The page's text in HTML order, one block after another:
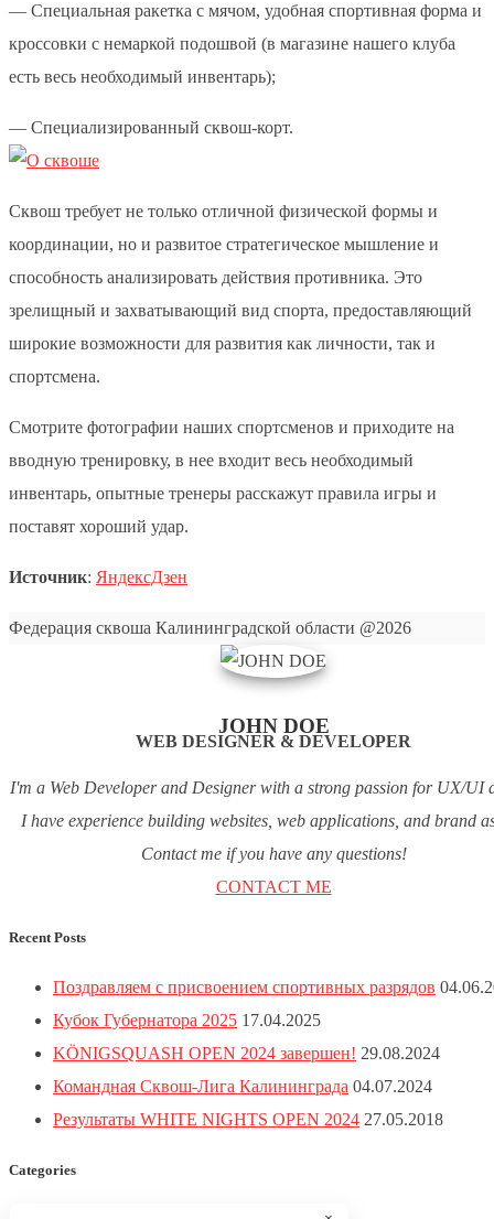
— Специальная ракетка с мячом, удобная спортивная форма и
кроссовки с немаркой подошвой (в магазине нашего клуба
есть весь необходимый инвентарь);
— Специализированный сквош-корт.
Сквош требует не только отличной физической формы и
координации, но и развитое стратегическое мышление и
способность анализировать действия противника. Это
зрелищный и захватывающий вид спорта, предоставляющий
широкие возможности для развития как личности, так и
спортсмена.
Смотрите фотографии наших спортсменов и приходите на
вводную тренировку, в нее входит весь необходимый
инвентарь, опытные тренеры расскажут правила игры и
поставят хороший удар.
Источник: ЯндексДзен
Федерация сквоша Калининградской области @2026
JOHN DOE
WEB DESIGNER & DEVELOPER
I'm a Web Developer and Designer with a strong passion for UX/UI
I have experience building websites, web applications, and brand
Contact me if you have any questions!
CONTACT ME
Recent Posts
Поздравляем с присвоением спортивных разрядов
Кубок Губернатора 2025 17.04.2025
KÖNIGSQUASH OPEN 2024 завершен! 29.08.2024
Командная Сквош-Лига Калининграда 04.07.2024
Результаты WHITE NIGHTS OPEN 2024 27.05.2018
Categories